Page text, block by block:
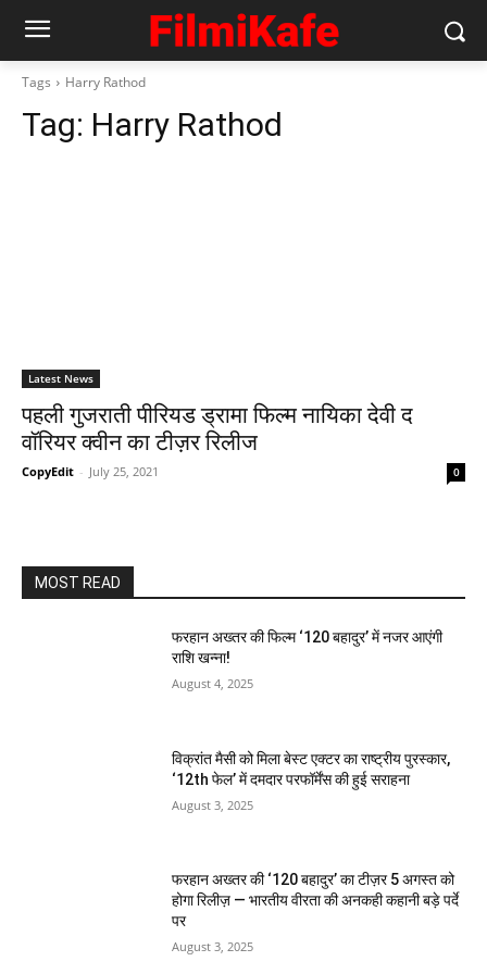
Tags Harry Rathod
Tag: Harry Rathod
Latest News
पहली गुजराती पीरियड ड्रामा फिल्म नायिका देवी द
वॉरियर क्वीन का टीज़र रिलीज
CopyEdit - July 25, 2021 0
MOST READ
फरहान अख्तर की फिल्म ‘120 बहादुर’ में नजर आएंगी
राशि खन्ना!
August 4, 2025
विक्रांत मैसी को मिला बेस्ट एक्टर का राष्ट्रीय पुरस्कार,
‘12th फेल’ में दमदार परफॉर्मेंस की हुई सराहना
August 3, 2025
फरहान अख्तर की ‘120 बहादुर’ का टीज़र 5 अगस्त को
होगा रिलीज़ — भारतीय वीरता की अनकही कहानी बड़े पर्दे
पर
August 3, 2025